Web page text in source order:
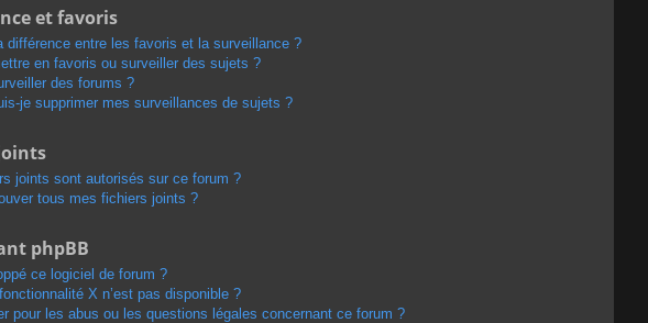
et favoris
différence entre les favoris et la surveillance ?
en favoris ou surveiller des sujets ?
des forums ?
je supprimer mes surveillances de sujets ?
joints sont autorisés sur ce forum ?
tous mes fichiers joints ?
phpBB
ce logiciel de forum ?
X n’est pas disponible ?
pour les abus ou les questions légales concernant ce forum ?